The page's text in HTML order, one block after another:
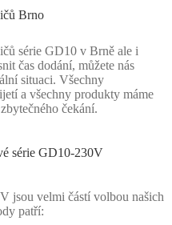
Brno
série GD10 v Brně ale i
čas dodání, můžete nás
situaci. Všechny
a všechny produkty máme
čekání.
série GD10-230V
jsou velmi částí volbou našich
patří: